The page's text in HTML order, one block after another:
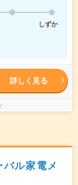
しずか
詳しく見る
ル家電メ